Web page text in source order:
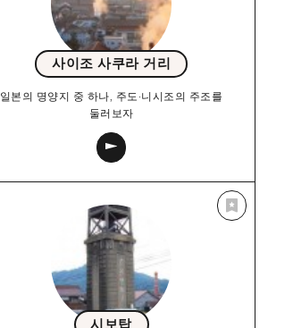
사이조 사쿠라 거리
일본의 명양지 중 하나, 주도·니시조의 주조를
둘러보자
시보탑